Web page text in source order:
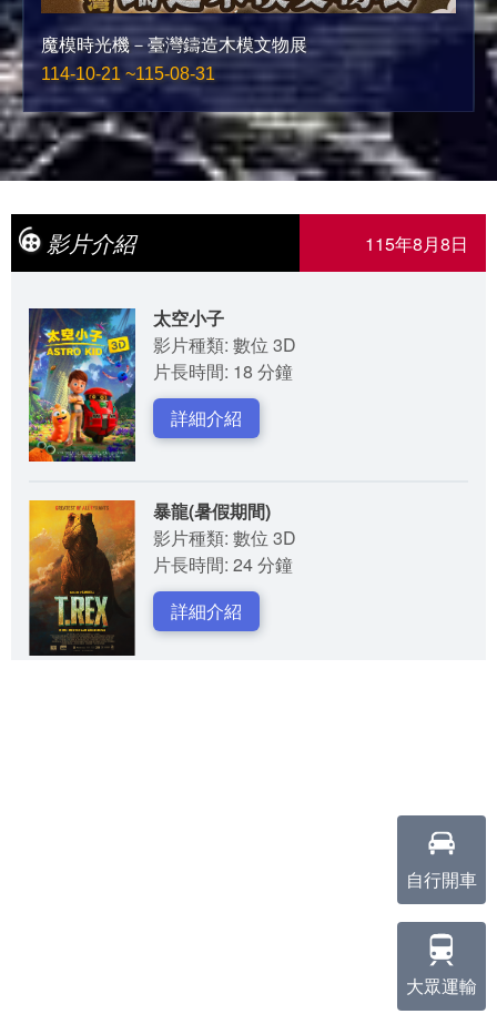
魔模時光機－臺灣鑄造木模文物展
114-10-21 ~115-08-31
影片介紹 115年8月8日
太空小子
影片種類: 數位 3D
片長時間: 18 分鐘
詳細介紹
暴龍(暑假期間)
影片種類: 數位 3D
片長時間: 24 分鐘
詳細介紹
自行開車
大眾運輸